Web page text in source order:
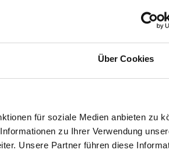
Über Cookies
für soziale Medien anbieten zu
zu Ihrer Verwendung
Unsere Partner führen diese